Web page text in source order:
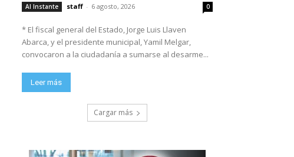
Al Instante staff - 6 agosto, 2026 0
* El fiscal general del Estado, Jorge Luis Llaven
Abarca, y el presidente municipal, Yamil Melgar,
convocaron a la ciudadanía a sumarse al desarme...
Leer más
Cargar más